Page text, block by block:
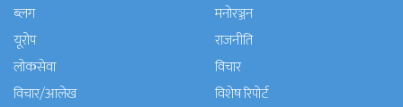
ब्लग
मनाेरञ्जन
यूरोप
राजनीति
लोकसेवा
विचार
विचार/आलेख
विशेष रिपोर्ट